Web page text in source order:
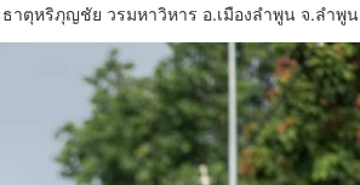
าตุหริภุญชัย วรมหาวิหาร อ.เมืองลำพูน จ.ลำพูน